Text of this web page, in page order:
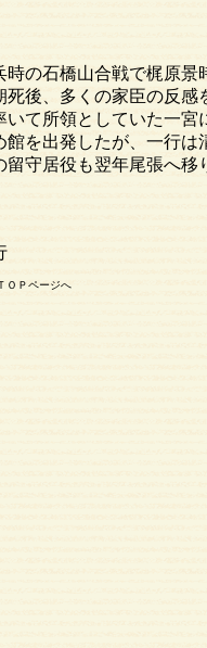
時の石橋山合戦で梶原
後、多くの家臣の反感
いて所領としていた一
を出発したが、一行
守居役も翌年尾張へ
ＯＰページへ